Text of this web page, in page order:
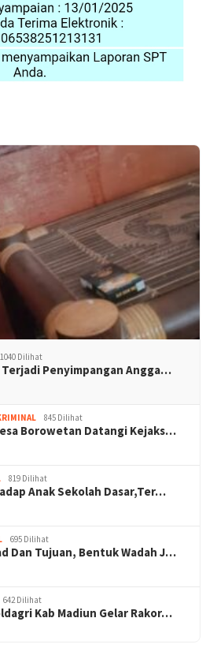
1040 Dilihat
Penyimpangan Angga…
845 Dilihat
Borowetan Datangi Kejaks…
819 Dilihat
Anak Sekolah Dasar,Ter…
695 Dilihat
Dan Tujuan, Bentuk Wadah J…
642 Dilihat
Kab Madiun Gelar Rakor…